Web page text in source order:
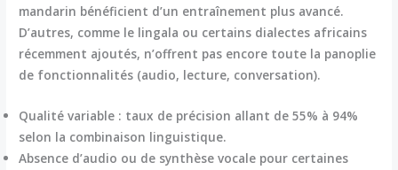
mandarin bénéficient d’un entraînement plus avancé.
D’autres, comme le lingala ou certains dialectes africains
récemment ajoutés, n’offrent pas encore toute la panoplie
de fonctionnalités (audio, lecture, conversation).
Qualité variable : taux de précision allant de 55% à 94%
selon la combinaison linguistique.
Absence d’audio ou de synthèse vocale pour certaines